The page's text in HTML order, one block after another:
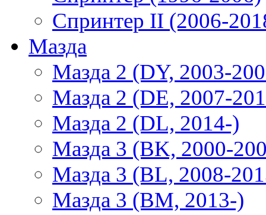
Спринтер II (2006-
Мазда
Мазда 2 (DY, 2003-
Мазда 2 (DE, 2007-
Мазда 2 (DL, 2014-)
Мазда 3 (BK, 2000-
Мазда 3 (BL, 2008-
Мазда 3 (BM, 2013-)